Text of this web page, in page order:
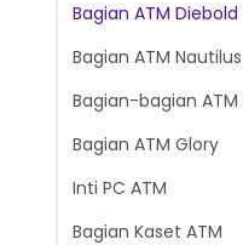
Bagian ATM Diebold
Bagian ATM
Bagian-bagian ATM
Bagian ATM Glory
Inti PC ATM
Bagian Kaset ATM